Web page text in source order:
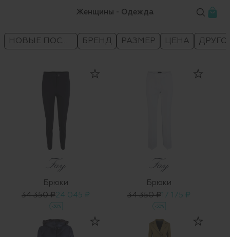
Женщины - Одежда
НОВЫЕ ПОСТУПЛЕНИЯ БРЕНД РАЗМЕР ЦЕНА
Брюки
34 350 ₽24 045 ₽
-30%
Брюки
34 350 ₽17 175 ₽
-50%